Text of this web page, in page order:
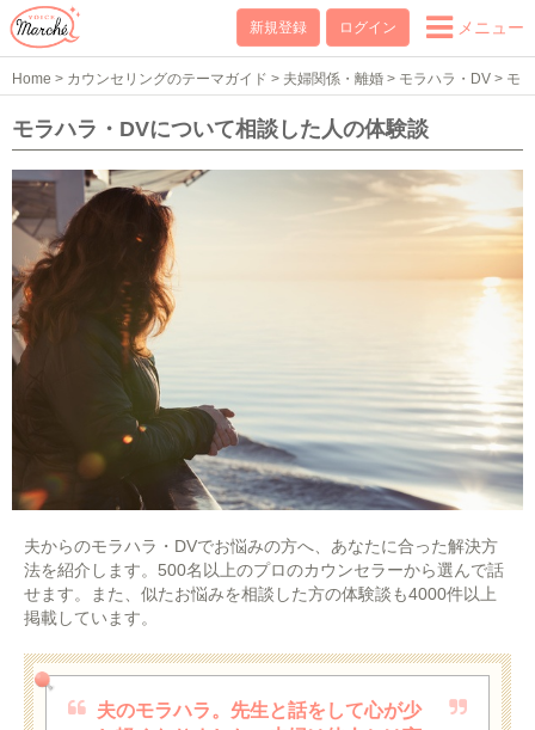
新規登録 ログイン メニュー
Home > カウンセリングのテーマガイド > 夫婦関係・離婚 > モラハラ・DV > モ
ラハラ・DVの体験談
モラハラ・DVについて相談した人の体験談
夫からのモラハラ・DVでお悩みの方へ、あなたに合った解決方
法を紹介します。500名以上のプロのカウンセラーから選んで話
せます。また、似たお悩みを相談した方の体験談も4000件以上
掲載しています。
夫のモラハラ。先生と話をして心が少